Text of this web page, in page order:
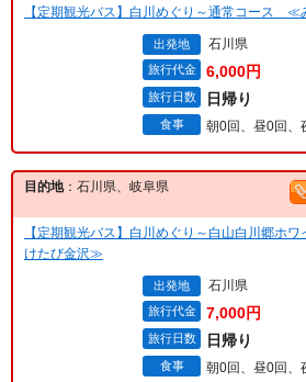
【定期観光バス】白川めぐり～通常コース
出発地 石川県
旅行代金 6,000円
旅行日数 日帰り
食事 朝0回、昼0回、
目的地：石川県、岐阜県
【定期観光バス】白川めぐり～白山白川郷ホ
けたび金沢≫
出発地 石川県
旅行代金 7,000円
旅行日数 日帰り
食事 朝0回、昼0回、